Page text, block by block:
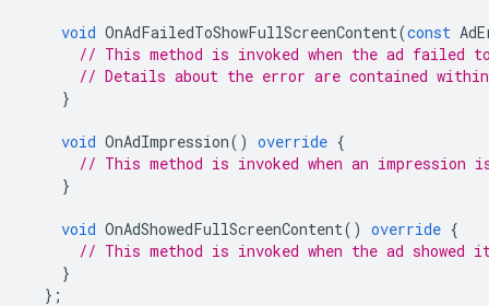
void OnAdFailedToShowFullScreenContent(const
// This method is invoked when the ad failed
// Details about the error are contained within
}
void OnAdImpression() override {
// This method is invoked when an impression
}
void OnAdShowedFullScreenContent() override {
// This method is invoked when the ad
}
};